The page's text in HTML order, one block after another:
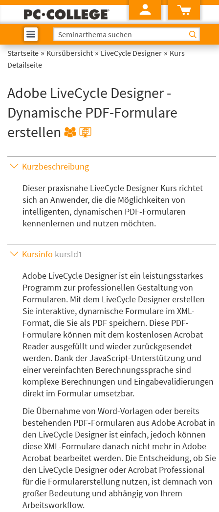
Startseite » Kursübersicht » LiveCycle Designer » Kurs
Detailseite
Adobe LiveCycle Designer -
Dynamische PDF-Formulare
erstellen
Kurzbeschreibung
Dieser praxisnahe LiveCycle Designer Kurs richtet
sich an Anwender, die die Möglichkeiten von
intelligenten, dynamischen PDF-Formularen
kennenlernen und nutzen möchten.
Kursinfo kursld1
Adobe LiveCycle Designer ist ein leistungsstarkes
Programm zur professionellen Gestaltung von
Formularen. Mit dem LiveCycle Designer erstellen
Sie interaktive, dynamische Formulare im XML-
Format, die Sie als PDF speichern. Diese PDF-
Formulare können mit dem kostenlosen Acrobat
Reader ausgefüllt und wieder zurückgesendet
werden. Dank der JavaScript-Unterstützung und
einer vereinfachten Berechnungssprache sind
komplexe Berechnungen und Eingabevalidierungen
direkt im Formular umsetzbar.
Die Übernahme von Word-Vorlagen oder bereits
bestehenden PDF-Formularen aus Adobe Acrobat in
den LiveCycle Designer ist einfach, jedoch können
diese XML-Formulare danach nicht mehr in Adobe
Acrobat bearbeitet werden. Die Entscheidung, ob Sie
den LiveCycle Designer oder Acrobat Professional
für die Formularerstellung nutzen, ist demnach von
großer Bedeutung und abhängig von Ihrem
Arbeitsworkflow.